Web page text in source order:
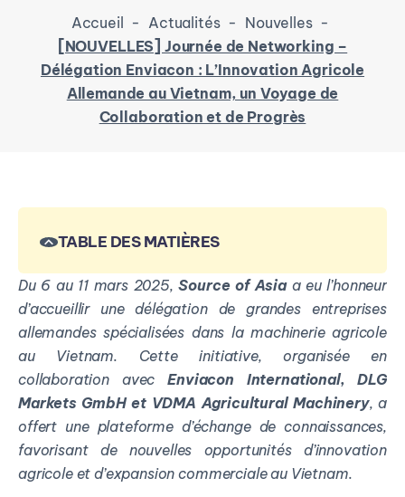
Accueil - Actualités - Nouvelles -
[NOUVELLES] Journée de Networking –
Délégation Enviacon : L’Innovation Agricole
Allemande au Vietnam, un Voyage de
Collaboration et de Progrès
Du 6 au 11 mars 2025,Source of Asiaa eu l’honneur
d’accueillir une délégation de grandes entreprises
allemandes spécialisées dans la machinerie agricole
au Vietnam. Cette initiative, organisée en
collaboration avecEnviacon International, DLG
Markets GmbH et VDMA Agricultural Machinery, a
offert une plateforme d’échange de connaissances,
favorisant de nouvelles opportunités d’innovation
agricole et d’expansion commerciale au Vietnam.
TABLE DES MATIÈRES